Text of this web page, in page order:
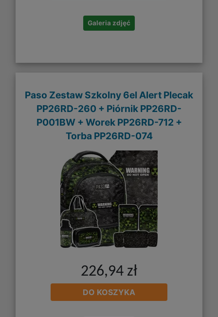
Galeria zdjęć
Paso Zestaw Szkolny 6el Alert Plecak
PP26RD-260 + Piórnik PP26RD-
P001BW + Worek PP26RD-712 +
Torba PP26RD-074
226,94 zł
DO KOSZYKA